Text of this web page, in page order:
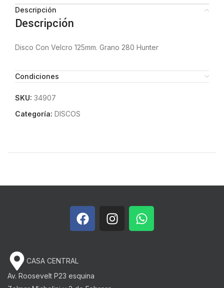
Descripción
Descripción
Disco Con Velcro 125mm. Grano 280 Hunter
Condiciones
SKU: 34907
Categoría: DISCOS
CASA CENTRAL
Av. Roosevelt P23 esquina